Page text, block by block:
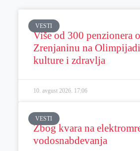
VESTI
Više od 300 penzionera
Zrenjaninu na
kulture i zdravlja
10. avgust 2026. 17:06
VESTI
Zbog kvara na
vodosnabdevanja